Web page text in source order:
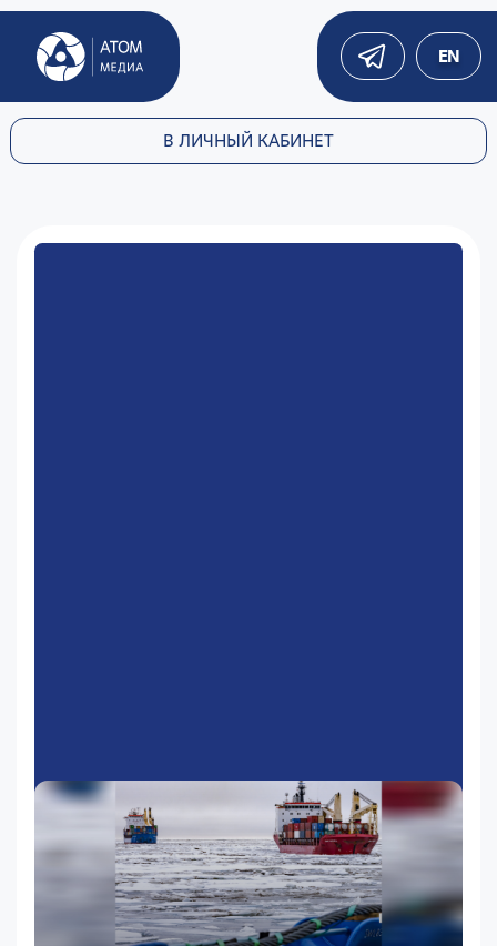
EN
В ЛИЧНЫЙ КАБИНЕТ